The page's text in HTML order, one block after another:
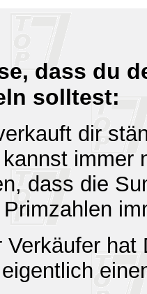
dass du
solltest:
dir
immer
dass die
Verkäufer